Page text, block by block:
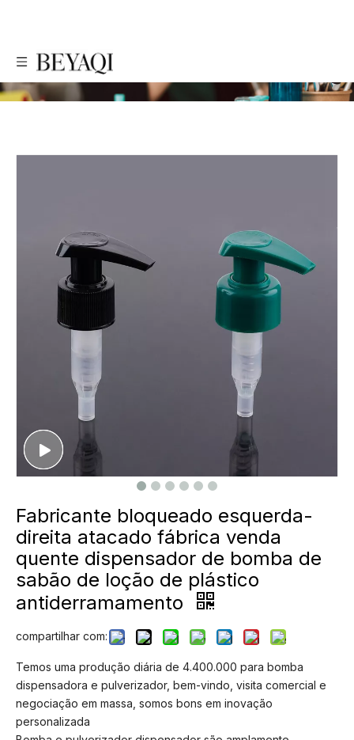
Fabricante bloqueado esquerda-
direita atacado fábrica venda
quente dispensador de bomba de
sabão de loção de plástico
antiderramamento
compartilhar com:
Temos uma produção diária de 4.400.000 para bomba
dispensadora e pulverizador, bem-vindo, visita comercial e
negociação em massa, somos bons em inovação
personalizada